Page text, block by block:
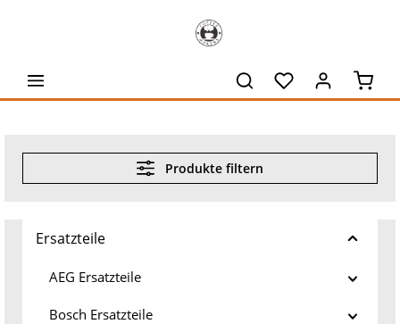
Produkte filtern
Ersatzteile
AEG Ersatzteile
Bosch Ersatzteile